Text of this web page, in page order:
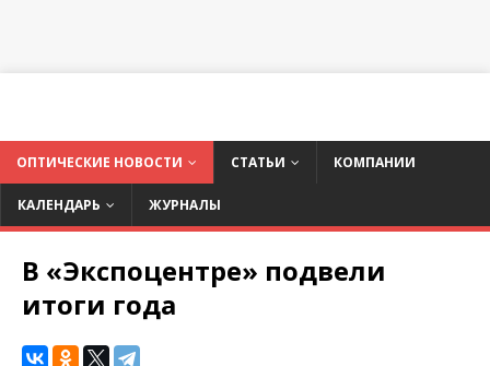
ОПТИЧЕСКИЕ НОВОСТИ СТАТЬИ КОМПАНИИ
КАЛЕНДАРЬ ЖУРНАЛЫ
В «Экспоцентре» подвели
итоги года